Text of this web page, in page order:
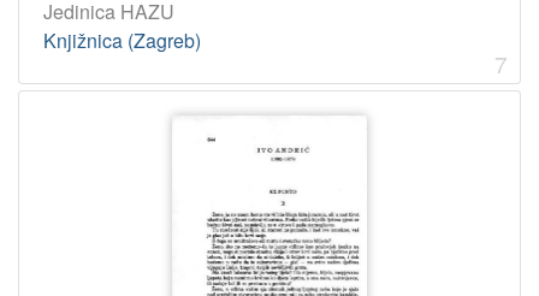
Jedinica HAZU
Knjižnica (Zagreb)
7